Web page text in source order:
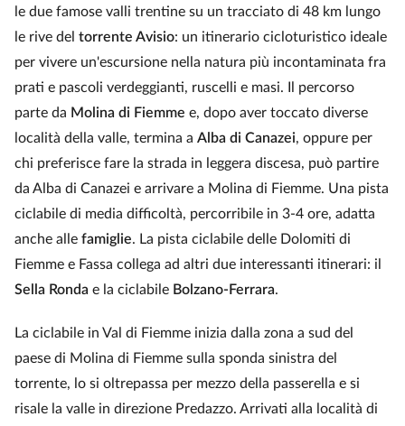
le due famose valli trentine su un tracciato di 48 km lungo
le rive del torrente Avisio: un itinerario cicloturistico ideale
per vivere un'escursione nella natura più incontaminata fra
prati e pascoli verdeggianti, ruscelli e masi. Il percorso
parte da Molina di Fiemme e, dopo aver toccato diverse
località della valle, termina a Alba di Canazei, oppure per
chi preferisce fare la strada in leggera discesa, può partire
da Alba di Canazei e arrivare a Molina di Fiemme. Una pista
ciclabile di media difficoltà, percorribile in 3-4 ore, adatta
anche alle famiglie. La pista ciclabile delle Dolomiti di
Fiemme e Fassa collega ad altri due interessanti itinerari: il
Sella Ronda e la ciclabile Bolzano-Ferrara.
La ciclabile in Val di Fiemme inizia dalla zona a sud del
paese di Molina di Fiemme sulla sponda sinistra del
torrente, lo si oltrepassa per mezzo della passerella e si
risale la valle in direzione Predazzo. Arrivati alla località di